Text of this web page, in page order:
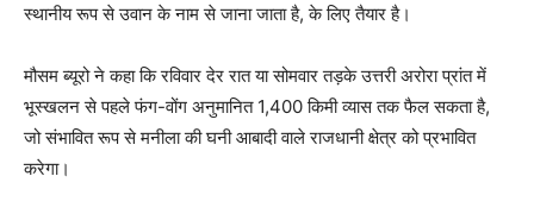
स्थानीय रूप से उवान के नाम से जाना जाता है, के लिए तैयार है।
मौसम ब्यूरो ने कहा कि रविवार देर रात या सोमवार तड़के उत्तरी अरोरा प्रांत में
भूस्खलन से पहले फंग-वोंग अनुमानित 1,400 किमी व्यास तक फैल सकता है,
जो संभावित रूप से मनीला की घनी आबादी वाले राजधानी क्षेत्र को प्रभावित
करेगा।